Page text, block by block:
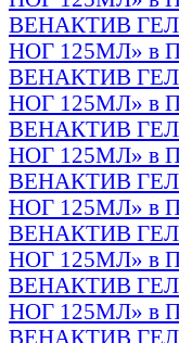
ВЕНАКТИВ
НОГ 125МЛ» в
ВЕНАКТИВ
НОГ 125МЛ» в
ВЕНАКТИВ
НОГ 125МЛ» в
ВЕНАКТИВ
НОГ 125МЛ» в
ВЕНАКТИВ
НОГ 125МЛ» в
ВЕНАКТИВ
НОГ 125МЛ» в
ВЕНАКТИВ